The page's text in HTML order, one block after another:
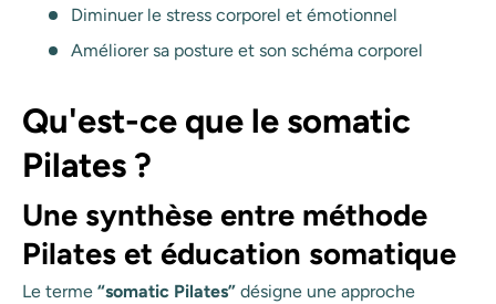
Diminuer le stress corporel et émotionnel
Améliorer sa posture et son schéma corporel
Qu'est-ce que le somatic
Pilates ?
Une synthèse entre méthode
Pilates et éducation somatique
Le terme “somatic Pilates” désigne une approche